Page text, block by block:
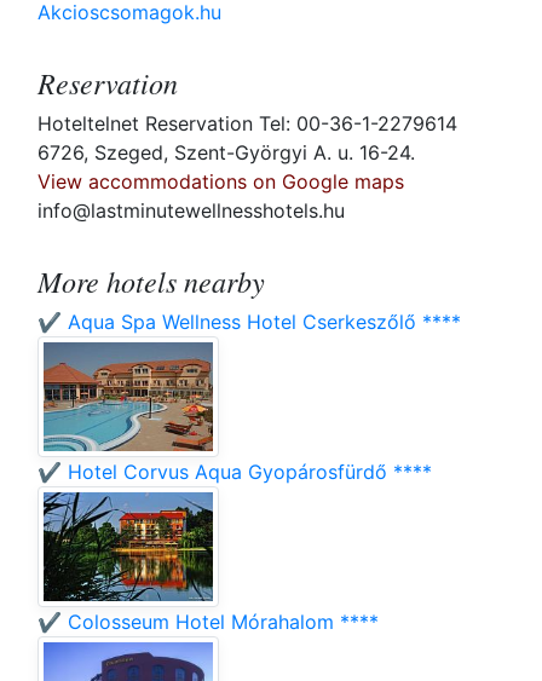
Akcioscsomagok.hu
Reservation
Hoteltelnet Reservation Tel: 00-36-1-2279614
6726, Szeged, Szent-Györgyi A. u. 16-24.
View accommodations on Google maps
info@lastminutewellnesshotels.hu
More hotels nearby
✔️ Aqua Spa Wellness Hotel Cserkeszőlő ****
✔️ Hotel Corvus Aqua Gyopárosfürdő ****
✔️ Colosseum Hotel Mórahalom ****